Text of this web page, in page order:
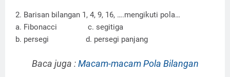
2. Barisan bilangan 1, 4, 9, 16, ….mengikuti pola…
a. Fibonacci
c. segitiga
b. persegi
d. persegi panjang
Baca juga :Macam-macam Pola Bilangan